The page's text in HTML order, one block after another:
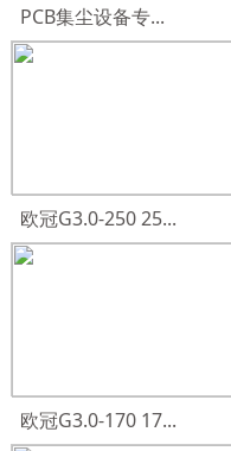
PCB集尘设备专...
欧冠G3.0-250 25...
欧冠G3.0-170 17...